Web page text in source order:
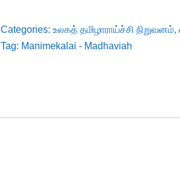
Categories: உலகத் தமிழாராய்ச்சி நிறுவனம்,
Tag: Manimekalai - Madhaviah